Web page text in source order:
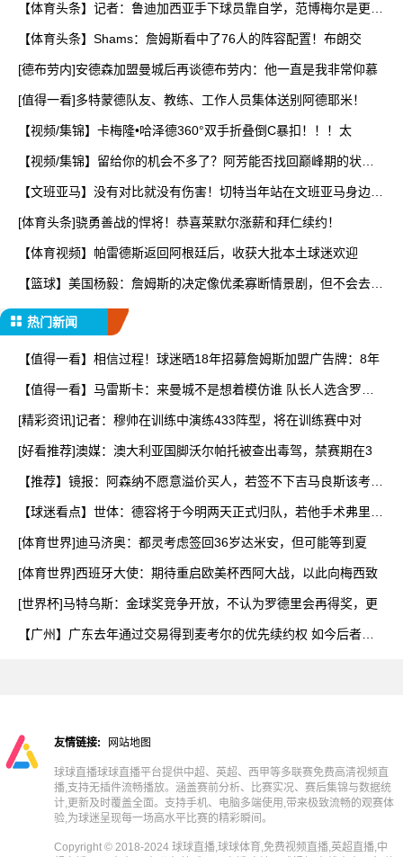
【体育头条】记者：鲁迪加西亚手下球员靠自学，范博梅尔是更年
【体育头条】Shams：詹姆斯看中了76人的阵容配置！布朗交
[德布劳内]安德森加盟曼城后再谈德布劳内：他一直是我非常仰慕
[值得一看]多特蒙德队友、教练、工作人员集体送别阿德耶米！
【视频/集锦】卡梅隆•哈泽德360°双手折叠倒C暴扣！！！太
【视频/集锦】留给你的机会不多了？阿芳能否找回巅峰期的状
【文班亚马】没有对比就没有伤害！切特当年站在文班亚马身边，
[体育头条]骁勇善战的悍将！恭喜莱默尔涨薪和拜仁续约！
【体育视频】帕雷德斯返回阿根廷后，收获大批本土球迷欢迎
【篮球】美国杨毅：詹姆斯的决定像优柔寡断情景剧，但不会去热
热门新闻
【值得一看】相信过程！球迷晒18年招募詹姆斯加盟广告牌：8年
【值得一看】马雷斯卡：来曼城不是想着模仿谁 队长人选含罗德
[精彩资讯]记者：穆帅在训练中演练433阵型，将在训练赛中对
[好看推荐]澳媒：澳大利亚国脚沃尔帕托被查出毒驾，禁赛期在3
【推荐】镜报：阿森纳不愿意溢价买人，若签不下吉马良斯该考虑
【球迷看点】世体：德容将于今明两天正式归队，若他手术弗里克
[体育世界]迪马济奥：都灵考虑签回36岁达米安，但可能等到夏
[体育世界]西班牙大使：期待重启欧美杯西阿大战，以此向梅西致
[世界杯]马特乌斯：金球奖竞争开放，不认为罗德里会再得奖，更
【广州】广东去年通过交易得到麦考尔的优先续约权 如今后者自
友情链接: 网站地图
球球直播球球直播平台提供中超、英超、西甲等多联赛免费高清视频直
播,支持无插件流畅播放。涵盖赛前分析、比赛实况、赛后集锦与数据统
计,更新及时覆盖全面。支持手机、电脑多端使用,带来极致流畅的观赛体
验,为球迷呈现每一场高水平比赛的精彩瞬间。
Copyright © 2018-2024 球球直播,球球体育,免费视频直播,英超直播,中